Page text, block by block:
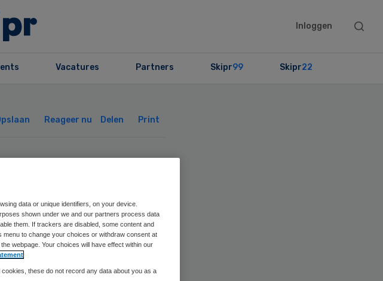
Inloggen
Search
Vacatures Partners Skipr99 Skipr22
Reageer nu Delen Print
data or unique identifiers, on your device.
shown under we and our partners process data
them. If trackers are disabled, some content and
to change your choices or withdraw consent at
webpage. Your choices will have effect within our
these do not record any data about you as a